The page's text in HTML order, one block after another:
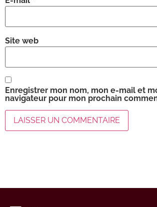
Site web
Enregistrer mon nom, mon e-mail et
navigateur pour mon prochain